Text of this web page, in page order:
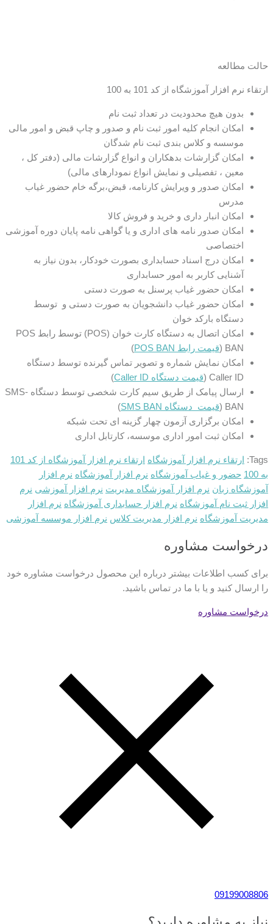
حالت مطالعه
ارتقاء نرم افزار آموزشگاه از کد 101 به 100
بدون هیچ محدودیت در تعداد ثبت نام
امکان انجام کلیه امور ثبت نام و صدور و چاپ قبض و امور مالی
موسسه و کلاس بندی ثبت نام شدگان
امکان گزارشات بدهکاران و انواع گزارشات مالی (دفتر کل ،
معین ، تفصیلی و نمایش انواع نمودارهای مالی)
امکان صدور و ویرایش کارنامه، قبض،برگه خام حضور غیاب
مدرس
امکان انبار داری و خرید و فروش کالا
امکان صدور نامه های اداری و یا گواهی نامه پایان دوره آموزشی
اختصاصی
امکان درج اسناد حسابداری بصورت خودکار، بدون نیاز به
آشنایی کاربر به امور حسابداری
امکان حضور غیاب پرسنل به صورت دستی
امکان حضور غیاب دانشجویان به صورت دستی و توسط
دستگاه بارکد خوان
امکان اتصال به دستگاه کارت خوان (POS) توسط رابط POS
BAN (
قیمت رابط POS BAN
)
امکان نمایش شماره و تصویر تماس گیرنده توسط دستگاه
Caller ID ( قیمت دستگاه Caller ID
)
ارسال پیامک از طریق سیم کارت شخصی توسط دستگاه SMS-
BAN (
قیمت دستگاه SMS BAN
)
امکان برگزاری آزمون چهار گزینه ای تحت شبکه
امکان ثبت امور اداری موسسه، کارتابل اداری
Tags: ارتقاء نرم افزار آموزشگاه
ارتقاء نرم افزار آموزشگاه از کد 101
به 100
حضور و غیاب آموزشگاه نرم افزار آموزشگاه نرم افزار
آموزشگاه زبان نرم افزار آموزشگاه مدیریت نرم افزار آموزشی نرم
افزار ثبت نام آموزشگاه نرم افزار حسابداری آموزشگاه نرم افزار
مدیریت آموزشگاه نرم افزار مدیریت کلاس نرم افزار موسسه آموزشی
درخواست مشاوره
برای کسب اطلاعات بیشتر درباره این محصول درخواست مشاوره خود
را ارسال کنید و یا با ما در تماس باشید.
درخواست مشاوره
09199008806